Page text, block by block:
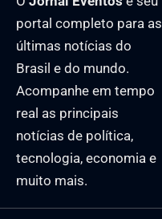
portal completo para as
últimas notícias do
Brasil e do mundo.
Acompanhe em tempo
real as principais
notícias de política,
tecnologia, economia e
muito mais.